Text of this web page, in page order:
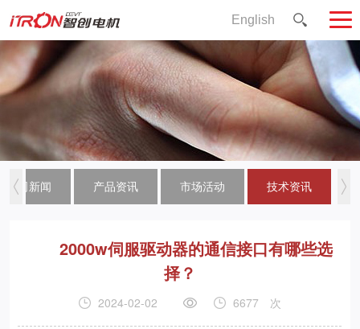
English
公司新闻 产品资讯 市场活动 技术资讯
2000w伺服驱动器的通信接口有哪些选
择？
2024-02-02 6677 次